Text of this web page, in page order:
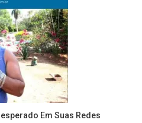
Em Suas Redes